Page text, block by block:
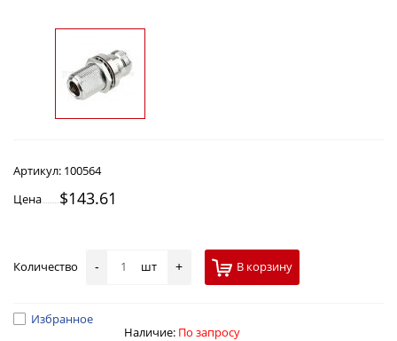
Артикул: 100564
Цена
$143.61
Количество - шт + В корзину
Избранное
Наличие: По запросу